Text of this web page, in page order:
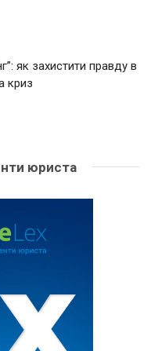
як захистити правду в
криз
юриста